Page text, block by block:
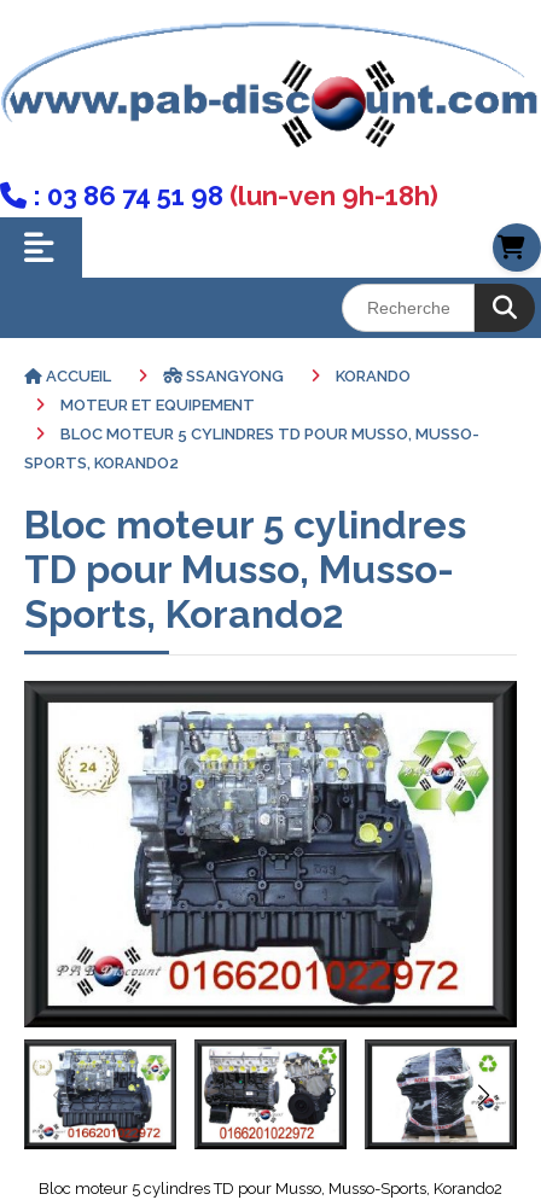
 : 03 86 74 51 98 (lun-ven 9h-18h)
ACCUEIL SSANGYONG
KORANDO
MOTEUR ET EQUIPEMENT
BLOC MOTEUR 5 CYLINDRES TD POUR MUSSO, MUSSO-
SPORTS, KORANDO2
Bloc moteur 5 cylindres
TD pour Musso, Musso-
Sports, Korando2
Bloc moteur 5 cylindres TD pour Musso, Musso-Sports, Korando2